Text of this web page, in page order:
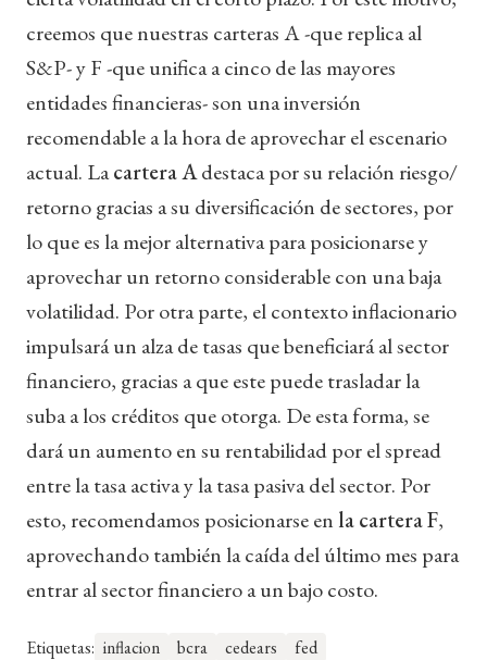
creemos que nuestras carteras A -que replica al
S&P- y F -que unifica a cinco de las mayores
entidades financieras- son una inversión
recomendable a la hora de aprovechar el escenario
actual. Lacartera Adestaca por su relación riesgo/
retorno gracias a su diversificación de sectores, por
lo que es la mejor alternativa para posicionarse y
aprovechar un retorno considerable con una baja
volatilidad. Por otra parte, el contexto inflacionario
impulsará un alza de tasas que beneficiará al sector
financiero, gracias a que este puede trasladar la
suba a los créditos que otorga. De esta forma, se
dará un aumento en su rentabilidad por el spread
entre la tasa activa y la tasa pasiva del sector. Por
esto, recomendamos posicionarse en la cartera F,
aprovechando también la caída del último mes para
entrar al sector financiero a un bajo costo.
Etiquetas: inflacion bcra cedears fed